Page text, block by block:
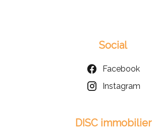
Social
Facebook
Instagram
DISC immobilier